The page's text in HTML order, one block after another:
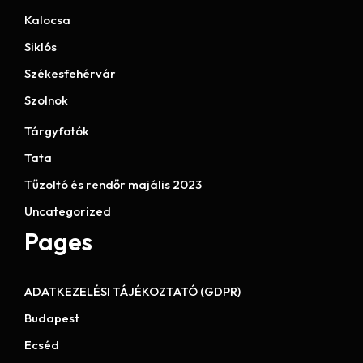
Kalocsa
Siklós
Székesfehérvár
Szolnok
Tárgyfotók
Tata
Tűzoltó és rendőr majális 2023
Uncategorized
Pages
ADATKEZELÉSI TÁJÉKOZTATÓ (GDPR)
Budapest
Ecséd